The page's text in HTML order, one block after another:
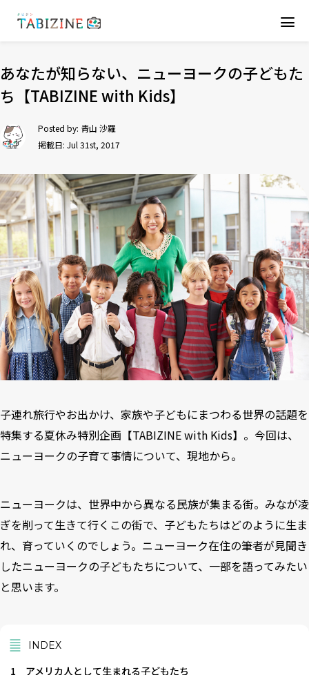
あなたが知らない、ニューヨークの子どもた
ち【TABIZINE with Kids】
Posted by: 青山 沙羅
掲載日: Jul 31st, 2017
子連れ旅行やお出かけ、家族や子どもにまつわる世界の話題を
特集する夏休み特別企画【TABIZINE with Kids】。今回は、
ニューヨークの子育て事情について、現地から。
ニューヨークは、世界中から異なる民族が集まる街。みなが凌
ぎを削って生きて行くこの街で、子どもたちはどのように生ま
れ、育っていくのでしょう。ニューヨーク在住の筆者が見聞き
したニューヨークの子どもたちについて、一部を語ってみたい
と思います。
INDEX
1
アメリカ人として生まれる子どもたち